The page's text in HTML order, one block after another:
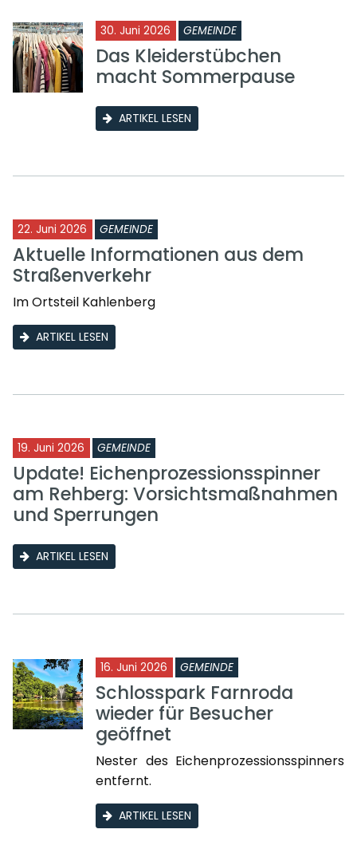
30. Juni 2026 GEMEINDE
Das Kleiderstübchen
macht Sommerpause
ARTIKEL LESEN
22. Juni 2026 GEMEINDE
Aktuelle Informationen aus dem
Straßenverkehr
Im Ortsteil Kahlenberg
ARTIKEL LESEN
19. Juni 2026 GEMEINDE
Update! Eichenprozessionsspinner
am Rehberg: Vorsichtsmaßnahmen
und Sperrungen
ARTIKEL LESEN
16. Juni 2026 GEMEINDE
Schlosspark Farnroda
wieder für Besucher
geöffnet
Nester des Eichenprozessionsspinners
entfernt.
ARTIKEL LESEN